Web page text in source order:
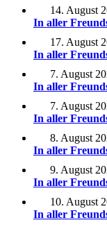
14. August
In aller
17. August
In aller
7. August
In aller
7. August
In aller
8. August
In aller
9. August
In aller
10. August
In aller